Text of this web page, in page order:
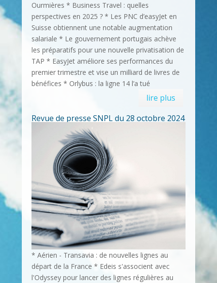
Ourmières * Business Travel : quelles
perspectives en 2025 ? * Les PNC d’easyJet en
Suisse obtiennent une notable augmentation
salariale * Le gouvernement portugais achève
les préparatifs pour une nouvelle privatisation de
TAP * EasyJet améliore ses performances du
premier trimestre et vise un milliard de livres de
bénéfices * Orlybus : la ligne 14 l’a tué
lire plus
Revue de presse SNPL du 28 octobre 2024
* Aérien - Transavia : de nouvelles lignes au
départ de la France * Edeis s'associent avec
l'Odyssey pour lancer des lignes régulières au